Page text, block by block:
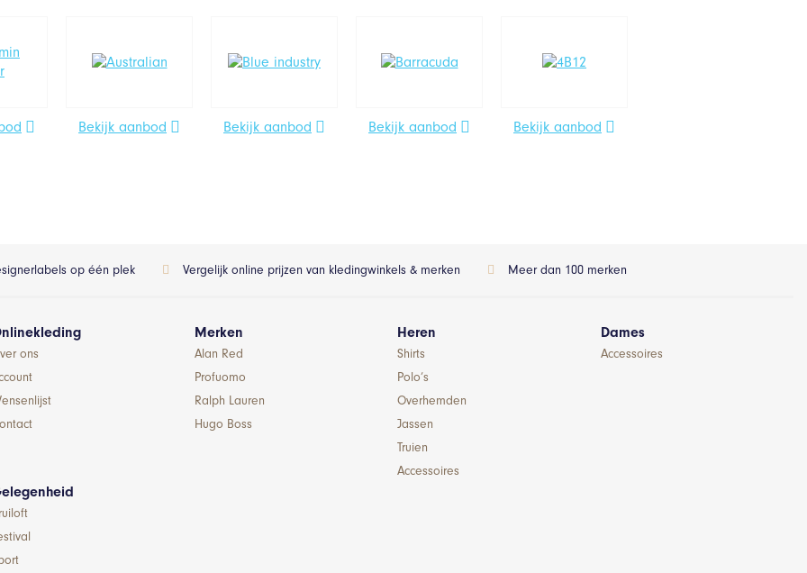
Bekijk aanbod Bekijk aanbod Bekijk aanbod Bekijk aanbod
op één plek Vergelijk online prijzen van kledingwinkels & merken Meer dan 100 merken
ons
Merken
Alan Red
Profuomo
Ralph Lauren
Hugo Boss
Heren
Shirts
Polo’s
Overhemden
Jassen
Truien
Accessoires
Dames
Accessoires